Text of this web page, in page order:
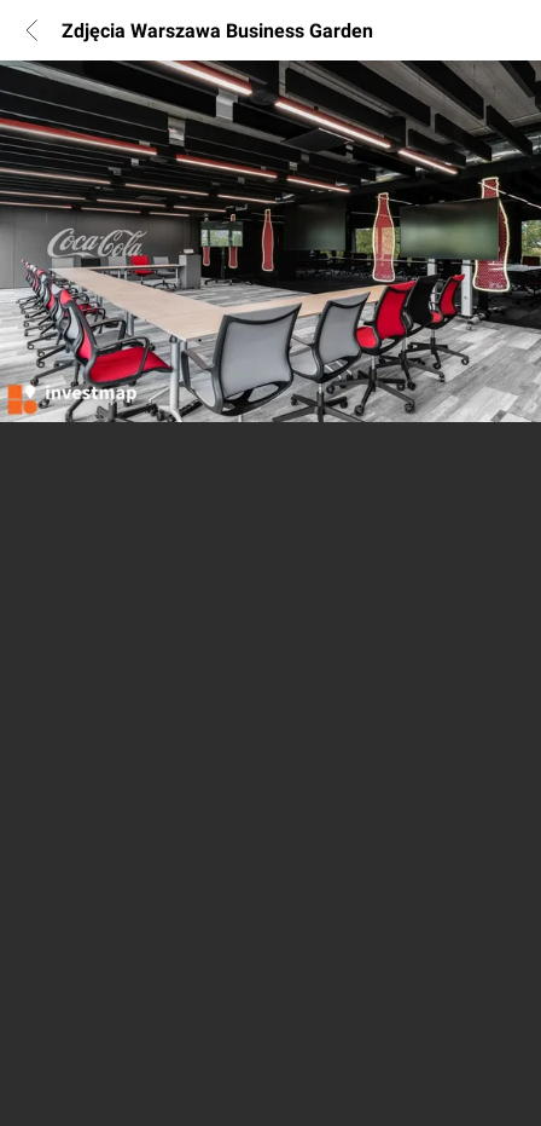
Zdjęcia Warszawa Business Garden